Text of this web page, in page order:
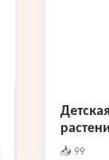
📥 99